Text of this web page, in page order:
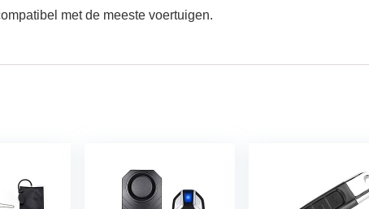
met de meeste voertuigen.